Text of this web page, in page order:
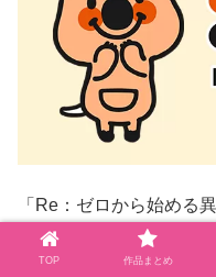
「Re：ゼロから始める
のであれば、電子書籍サ
すめです！！
TOP 作品まとめ